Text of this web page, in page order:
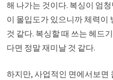
해 나가는 것이다. 복싱이 엄
이 몰입도가 있으니까 체력이
것 같다. 복싱할 때 쓰는 헤드
다면 정말 재미날 것 같다.
하지만, 사업적인 면에서보면